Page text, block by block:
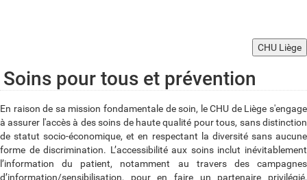
CHU Liège
Soins pour tous et prévention
En raison de sa mission fondamentale de soin, le CHU de Liège s'engage
à assurer l'accès à des soins de haute qualité pour tous, sans distinction
de statut socio-économique, et en respectant la diversité sans aucune
forme de discrimination. L’accessibilité aux soins inclut inévitablement
l’information du patient, notamment au travers des campagnes
d’information/sensibilisation, pour en faire un partenaire privilégié,